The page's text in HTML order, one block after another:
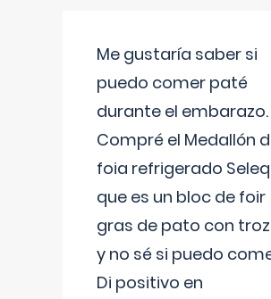
Me gustaría saber si
puedo comer paté
durante el embarazo.
Compré el Medallón
foia refrigerado
que es un bloc de foir
gras de pato con
y no sé si puedo
Di positivo en